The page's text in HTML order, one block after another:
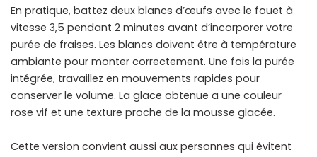
En pratique, battez deux blancs d’œufs avec le fouet à
vitesse 3,5 pendant 2 minutes avant d’incorporer votre
purée de fraises. Les blancs doivent être à température
ambiante pour monter correctement. Une fois la purée
intégrée, travaillez en mouvements rapides pour
conserver le volume. La glace obtenue a une couleur
rose vif et une texture proche de la mousse glacée.
Cette version convient aussi aux personnes qui évitent